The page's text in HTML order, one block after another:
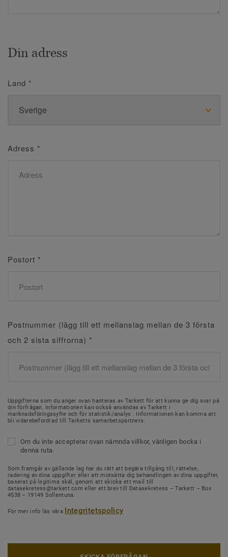
Din adress
Land *
Adress *
Postort *
Postnummer (lägg till ett mellanslag mellan de 3 första
och 2 sista siffrorna) *
Uppgifterna som du anger ovan hanteras av Tarkett för att kunna ge dig svar på
din förfrågan. Informationen kan också användas av Tarkett i
marknadsföringssyfte och för statistik/analys . Informationen kan komma att
bli vidarebefordrad till Tarketts samarbetspartners.
Om du inte accepterar ovan nämnda villkor, vänligen bocka i
denna ruta.
Som framgår av gällande lag har du rätt att begära tillgång till, rättelse,
radering av dina uppgifter eller att motsätta dig behandlingen av dina uppgifter,
baserat på legitima skäl, genom att skicka ett mail till
datasekretess@tarkett.com eller ett brev till Datasekretess – Tarkett – Box
4538 – 19149 Sollentuna.
För mer info läs våra Integritetspolicy